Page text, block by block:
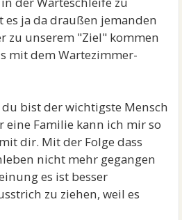
ja da draußen jemanden
zu unserem "Ziel" kommen
mit dem Wartezimmer-
bist der wichtigste Mensch
eine Familie kann ich mir so
dir. Mit der Folge dass
nicht mehr gegangen
es ist besser
zu ziehen, weil es